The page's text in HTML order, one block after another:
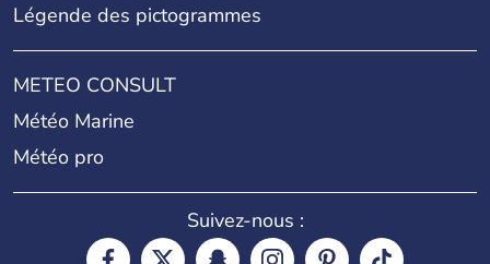
Légende des pictogrammes
METEO CONSULT
Météo Marine
Météo pro
Suivez-nous :